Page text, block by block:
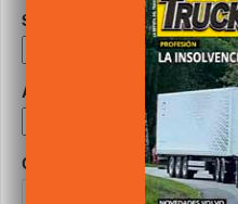
Su correo
Asunto
Captcha